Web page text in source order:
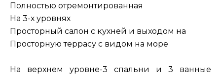
Полностью отремонтированная
На 3-х уровнях
Просторный салон с кухней и выходом на
Просторную террасу с видом на море
На верхнем уровне-3 спальни и 3 ванные